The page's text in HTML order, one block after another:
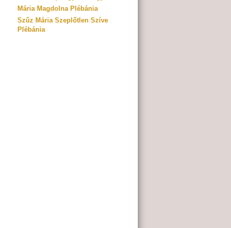
Mária Magdolna Plébánia
Szűz Mária Szeplőtlen Szíve
Plébánia